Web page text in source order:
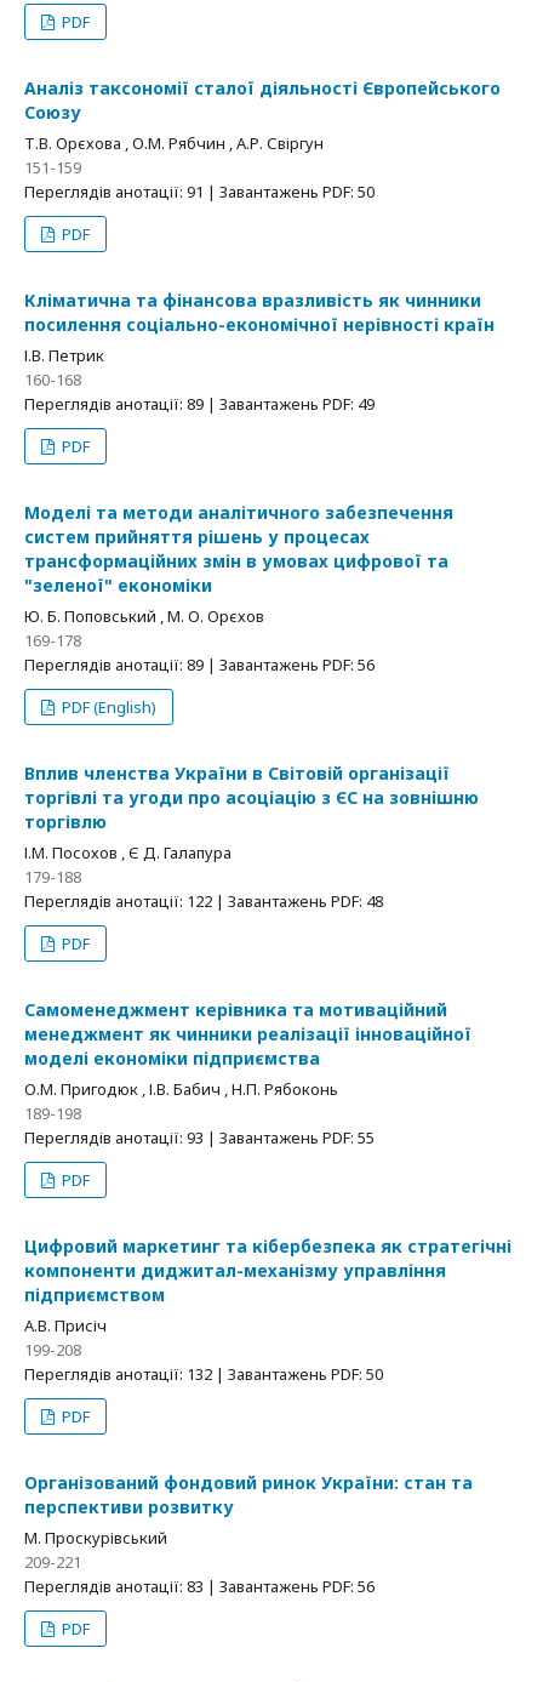
PDF
Аналіз таксономії сталої діяльності Європейського
Союзу
Т.В. Орєхова , О.М. Рябчин , А.Р. Свіргун
151-159
Переглядів анотації: 91 | Завантажень PDF: 50
PDF
Кліматична та фінансова вразливість як чинники
посилення соціально-економічної нерівності країн
І.В. Петрик
160-168
Переглядів анотації: 89 | Завантажень PDF: 49
PDF
Моделі та методи аналітичного забезпечення
систем прийняття рішень у процесах
трансформаційних змін в умовах цифрової та
"зеленої" економіки
Ю. Б. Поповський , М. О. Орєхов
169-178
Переглядів анотації: 89 | Завантажень PDF: 56
PDF (English)
Вплив членства України в Світовій організації
торгівлі та угоди про асоціацію з ЄС на зовнішню
торгівлю
І.М. Посохов , Є Д. Галапура
179-188
Переглядів анотації: 122 | Завантажень PDF: 48
PDF
Самоменеджмент керівника та мотиваційний
менеджмент як чинники реалізації інноваційної
моделі економіки підприємства
О.М. Пригодюк , І.В. Бабич , Н.П. Рябоконь
189-198
Переглядів анотації: 93 | Завантажень PDF: 55
PDF
Цифровий маркетинг та кібербезпека як стратегічні
компоненти диджитал-механізму управління
підприємством
А.В. Присіч
199-208
Переглядів анотації: 132 | Завантажень PDF: 50
PDF
Організований фондовий ринок України: стан та
перспективи розвитку
М. Проскурівський
209-221
Переглядів анотації: 83 | Завантажень PDF: 56
PDF